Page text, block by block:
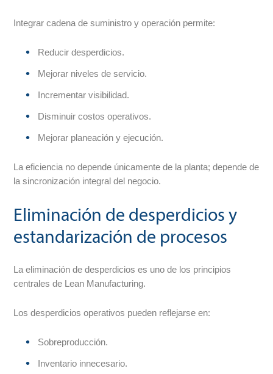
Integrar cadena de suministro y operación permite:
Reducir desperdicios.
Mejorar niveles de servicio.
Incrementar visibilidad.
Disminuir costos operativos.
Mejorar planeación y ejecución.
La eficiencia no depende únicamente de la planta; depende de
la sincronización integral del negocio.
Eliminación de desperdicios y
estandarización de procesos
La eliminación de desperdicios es uno de los principios
centrales de Lean Manufacturing.
Los desperdicios operativos pueden reflejarse en:
Sobreproducción.
Inventario innecesario.